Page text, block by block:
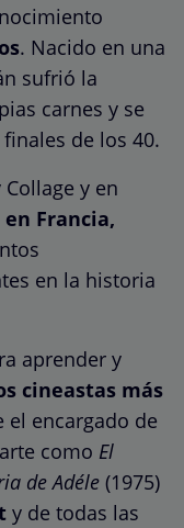
. Nacido en una
sufrió la
carnes y se
finales de los 40.
y en
Francia,
en la historia
aprender y
cineastas más
el encargado de
como El
de Adéle (1975)
y de todas las